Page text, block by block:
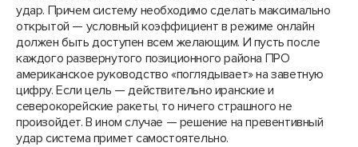
удар. Причем систему необходимо сделать максимально
открытой — условный коэффициент в режиме онлайн
должен быть доступен всем желающим. И пусть после
каждого развернутого позиционного района ПРО
американское руководство «поглядывает» на заветную
цифру. Если цель — действительно иранские и
северокорейские ракеты, то ничего страшного не
произойдет. В ином случае — решение на превентивный
удар система примет самостоятельно.